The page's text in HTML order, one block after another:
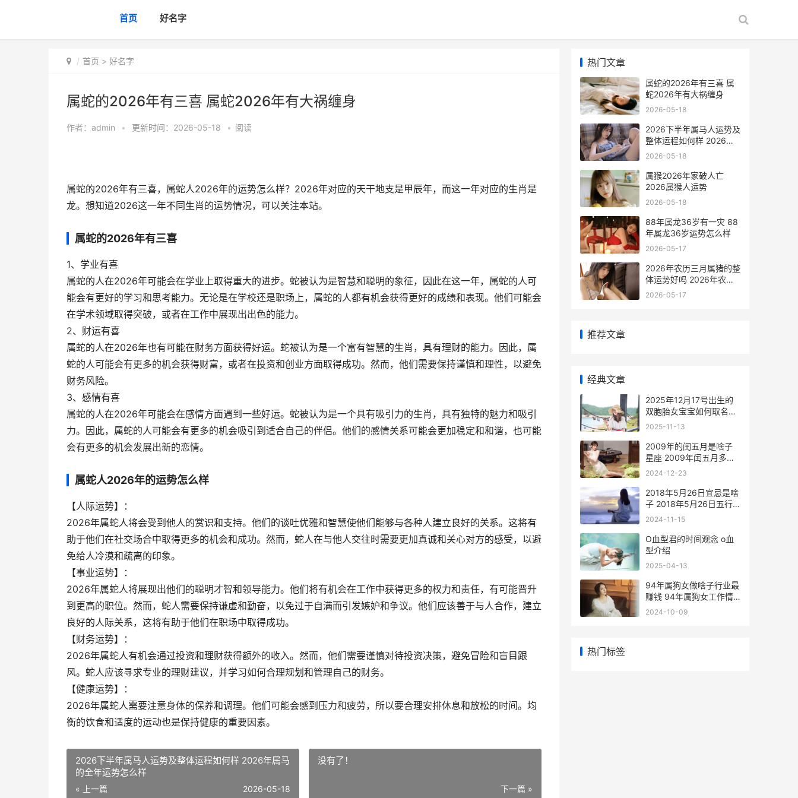
首页 好名字
首页 > 好名字
属蛇的2026年有三喜 属蛇2026年有大祸缠身
作者： admin • 更新时间：2026-05-18 • 阅读
属蛇的2026年有三喜，属蛇人2026年的运势怎么样？2026年对应的天干地支是甲辰年，而这一年对应的生肖是
龙。想知道2026这一年不同生肖的运势情况，可以关注本站。
属蛇的2026年有三喜
1、学业有喜
属蛇的人在2026年可能会在学业上取得重大的进步。蛇被认为是智慧和聪明的象征，因此在这一年，属蛇的人可
能会有更好的学习和思考能力。无论是在学校还是职场上，属蛇的人都有机会获得更好的成绩和表现。他们可能会
在学术领域取得突破，或者在工作中展现出出色的能力。
2、财运有喜
属蛇的人在2026年也有可能在财务方面获得好运。蛇被认为是一个富有智慧的生肖，具有理财的能力。因此，属
蛇的人可能会有更多的机会获得财富，或者在投资和创业方面取得成功。然而，他们需要保持谨慎和理性，以避免
财务风险。
3、感情有喜
属蛇的人在2026年可能会在感情方面遇到一些好运。蛇被认为是一个具有吸引力的生肖，具有独特的魅力和吸引
力。因此，属蛇的人可能会有更多的机会吸引到适合自己的伴侣。他们的感情关系可能会更加稳定和和谐，也可能
会有更多的机会发展出新的恋情。
属蛇人2026年的运势怎么样
【人际运势】：
2026年属蛇人将会受到他人的赏识和支持。他们的谈吐优雅和智慧使他们能够与各种人建立良好的关系。这将有
助于他们在社交场合中取得更多的机会和成功。然而，蛇人在与他人交往时需要更加真诚和关心对方的感受，以避
免给人冷漠和疏离的印象。
【事业运势】：
2026年属蛇人将展现出他们的聪明才智和领导能力。他们将有机会在工作中获得更多的权力和责任，有可能晋升
到更高的职位。然而，蛇人需要保持谦虚和勤奋，以免过于自满而引发嫉妒和争议。他们应该善于与人合作，建立
良好的人际关系，这将有助于他们在职场中取得成功。
【财务运势】：
2026年属蛇人有机会通过投资和理财获得额外的收入。然而，他们需要谨慎对待投资决策，避免冒险和盲目跟
风。蛇人应该寻求专业的理财建议，并学习如何合理规划和管理自己的财务。
【健康运势】：
2026年属蛇人需要注意身体的保养和调理。他们可能会感到压力和疲劳，所以要合理安排休息和放松的时间。均
衡的饮食和适度的运动也是保持健康的重要因素。
2026下半年属马人运势及整体运程如何样 2026年属马
的全年运势怎么样
« 上一篇 2026-05-18
没有了！
下一篇 »
热门文章
属蛇的2026年有三喜 属
蛇2026年有大祸缠身
2026-05-18
2026下半年属马人运势及
整体运程如何样 2026年
属马的全年运势怎么样
2026-05-18
属猴2026年家破人亡
2026属猴人运势
2026-05-18
88年属龙36岁有一灾 88
年属龙36岁运势怎么样
2026-05-17
2026年农历三月属猪的整
体运势好吗 2026年农历
三月初十阳历是多少
2026-05-17
推荐文章
经典文章
2025年12月17号出生的
双胞胎女宝宝如何取名字
2025年12月17日是什么
2025-11-13
2009年的闰五月是啥子
星座 2009年闰五月多少
年一次
2024-12-23
2018年5月26日宜忌是啥
子 2018年5月26日五行
属什么
2024-11-15
O血型君的时间观念 o血
型介绍
2025-04-13
94年属狗女做啥子行业最
赚钱 94年属狗女工作情
况如何
2024-10-09
热门标签